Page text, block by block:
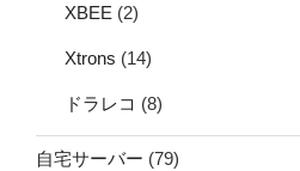
XBEE (2)
Xtrons (14)
ドラレコ (8)
自宅サーバー (79)